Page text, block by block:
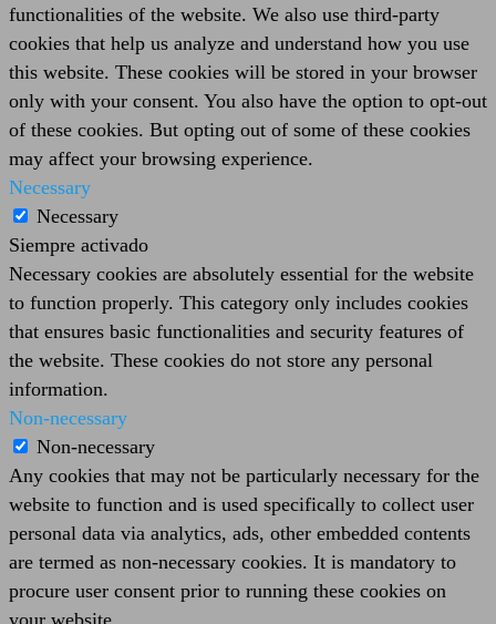
functionalities of the website. We also use third-party
cookies that help us analyze and understand how you use
this website. These cookies will be stored in your browser
only with your consent. You also have the option to opt-out
of these cookies. But opting out of some of these cookies
may affect your browsing experience.
Necessary
Necessary
Siempre activado
Necessary cookies are absolutely essential for the website
to function properly. This category only includes cookies
that ensures basic functionalities and security features of
the website. These cookies do not store any personal
information.
Non-necessary
Non-necessary
Any cookies that may not be particularly necessary for the
website to function and is used specifically to collect user
personal data via analytics, ads, other embedded contents
are termed as non-necessary cookies. It is mandatory to
procure user consent prior to running these cookies on